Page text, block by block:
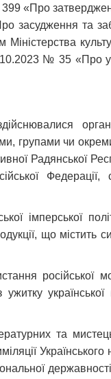
399 «Про
засудження та
Міністерства
№ 35 «Про
групами чи
Радянської
імперської
що містить
російської
української
та